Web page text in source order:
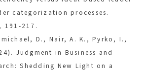
categorization processes.
191-217.
D., Nair, A. K., Pyrko, I.,
Judgment in Business and
Shedding New Light on a